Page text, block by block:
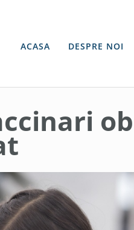
ACASA DESPRE NOI